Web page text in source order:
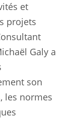
et
projets
Galy a
son
les normes